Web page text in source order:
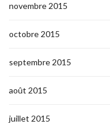
novembre 2015
octobre 2015
septembre 2015
août 2015
juillet 2015